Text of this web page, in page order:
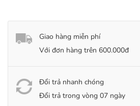
Giao hàng miễn phí
Với đơn hàng trên 600.000đ
Đổi trả nhanh chóng
Đổi trả trong vòng 07 ngày